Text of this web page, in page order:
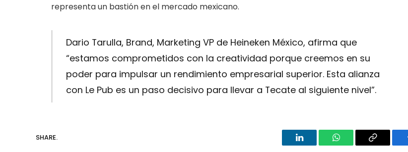
representa un bastión en el mercado mexicano.
Dario Tarulla, Brand, Marketing VP de Heineken México, afirma que
“estamos comprometidos con la creatividad porque creemos en su
poder para impulsar un rendimiento empresarial superior. Esta alianza
con Le Pub es un paso decisivo para llevar a Tecate al siguiente nivel”.
SHARE.
LinkedIn WhatsAppCopy